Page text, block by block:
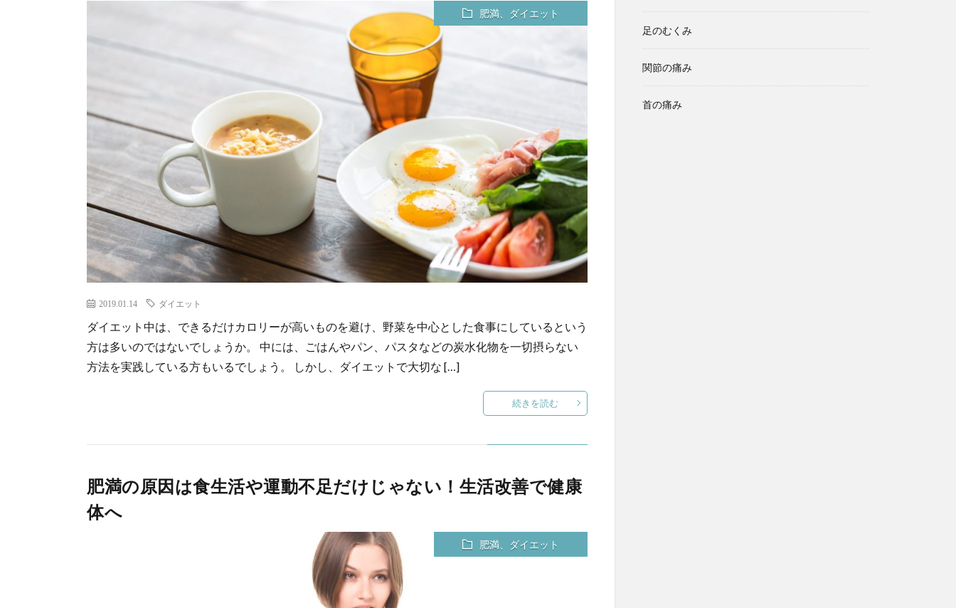
肥満、ダイエット
2019.01.14 ダイエット
ダイエット中は、できるだけカロリーが高いものを避け、野菜を中心とした食事にしているという
方は多いのではないでしょうか。 中には、ごはんやパン、パスタなどの炭水化物を一切摂らない
方法を実践している方もいるでしょう。 しかし、ダイエットで大切な […]
続きを読む
肥満の原因は食生活や運動不足だけじゃない！生活改善で健康
体へ
肥満、ダイエット
足のむくみ
関節の痛み
首の痛み